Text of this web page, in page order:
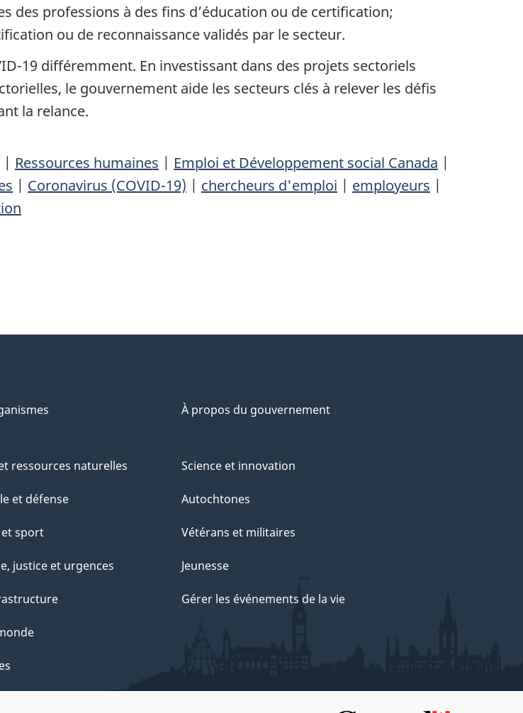
des professions à des fins d’éducation ou de certification;
ou de reconnaissance validés par le secteur.
19 différemment. En investissant dans des projets sectoriels
le gouvernement aide les secteurs clés à relever les défis
la relance.
| Ressources humaines | Emploi et Développement social Canada |
| Coronavirus (COVID-19) | chercheurs d'emploi | employeurs |
À propos du gouvernement
ressources naturelles
et défense
sport
justice et urgences
Science et innovation
Autochtones
Vétérans et militaires
Jeunesse
Gérer les événements de la vie